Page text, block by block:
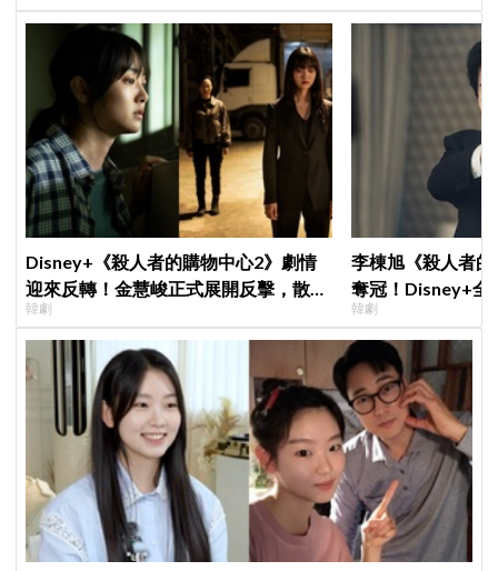
Disney+《殺人者的購物中心2》劇情
迎來反轉！金慧峻正式展開反擊，散發
「叔叔李棟旭」般強大氣場
韓劇
李棟旭《殺人者
奪冠！Disney+全
紀錄
韓劇